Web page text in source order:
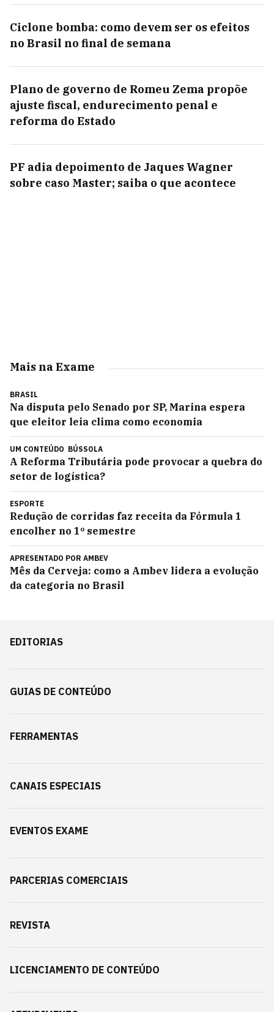
Ciclone bomba: como devem ser os efeitos
no Brasil no final de semana
Plano de governo de Romeu Zema propõe
ajuste fiscal, endurecimento penal e
reforma do Estado
PF adia depoimento de Jaques Wagner
sobre caso Master; saiba o que acontece
Mais na Exame
BRASIL
Na disputa pelo Senado por SP, Marina espera
que eleitor leia clima como economia
UM CONTEÚDO BÚSSOLA
A Reforma Tributária pode provocar a quebra do
setor de logística?
ESPORTE
Redução de corridas faz receita da Fórmula 1
encolher no 1º semestre
APRESENTADO POR AMBEV
Mês da Cerveja: como a Ambev lidera a evolução
da categoria no Brasil
EDITORIAS
GUIAS DE CONTEÚDO
FERRAMENTAS
CANAIS ESPECIAIS
EVENTOS EXAME
PARCERIAS COMERCIAIS
REVISTA
LICENCIAMENTO DE CONTEÚDO